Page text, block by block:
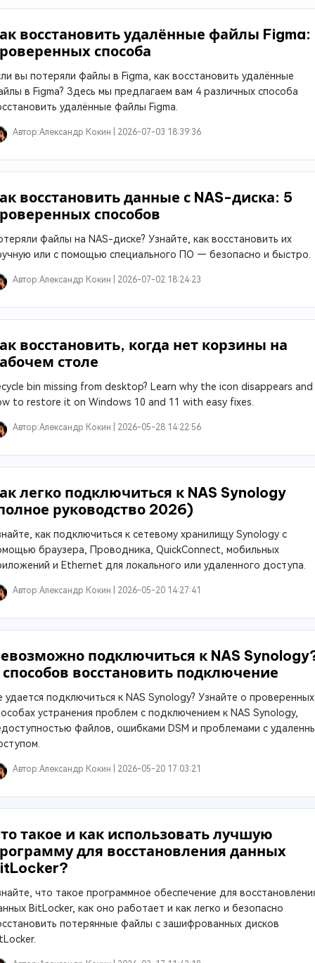
восстановить удалённые файлы Figma:
способа
вы потеряли файлы в Figma, как восстановить удалённые
в Figma? Здесь мы предлагаем вам 4 различных способа
удалённые файлы Figma.
Автор:Александр Кокин | 2026-07-03 18:39:36
восстановить данные с NAS-диска: 5
способов
файлы на NAS-диске? Узнайте, как восстановить их
или с помощью специального ПО — безопасно и быстро.
Автор:Александр Кокин | 2026-07-02 18:24:23
восстановить, когда нет корзины на
столе
bin missing from desktop? Learn why the icon disappears and
to restore it on Windows 10 and 11 with easy fixes.
Автор:Александр Кокин | 2026-05-28 14:22:56
легко подключиться к NAS Synology
руководство 2026)
как подключиться к сетевому хранилищу Synology с
браузера, Проводника, QuickConnect, мобильных
и Ethernet для локального или удаленного доступа.
Автор:Александр Кокин | 2026-05-20 14:27:41
подключиться к NAS
восстановить подключение
удается подключиться к NAS Synology? Узнайте о проверенных
устранения проблем с подключением к NAS Synology,
файлов, ошибками DSM и проблемами с
Автор:Александр Кокин | 2026-05-20 17:03:21
такое и как использовать лучшую
для восстановления данных
что такое программное обеспечение для
BitLocker, как оно работает и как легко и безопасно
потерянные файлы с зашифрованных дисков